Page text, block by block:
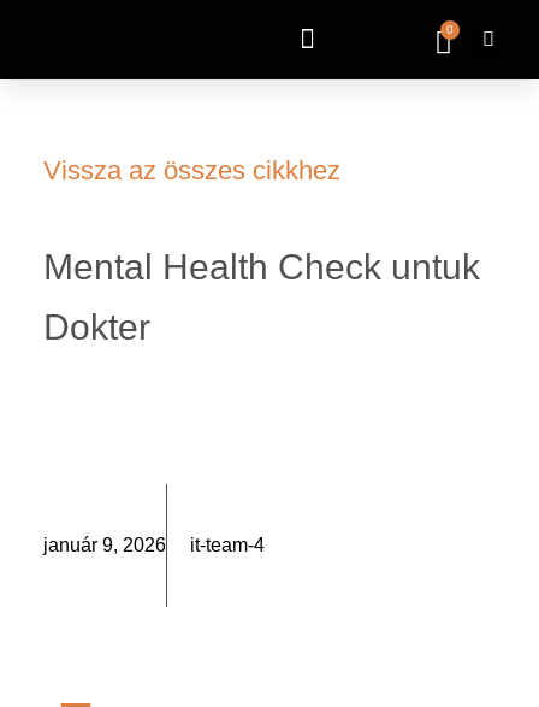
0
Vissza az összes cikkhez
Mental Health Check untuk
Dokter
január 9, 2026 it-team-4